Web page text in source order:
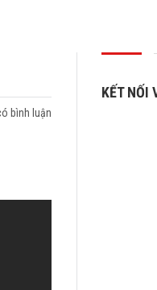
bình luận
KẾT NỐI